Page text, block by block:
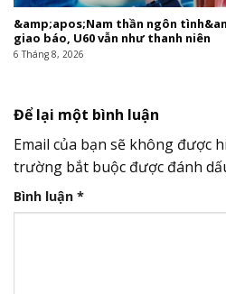
&amp;apos;Nam thần ngôn
giao báo, U60 vẫn như thanh niên
6 Tháng 8, 2026
Để lại một bình luận
Email của bạn sẽ không được
trường bắt buộc được đánh
Bình luận *